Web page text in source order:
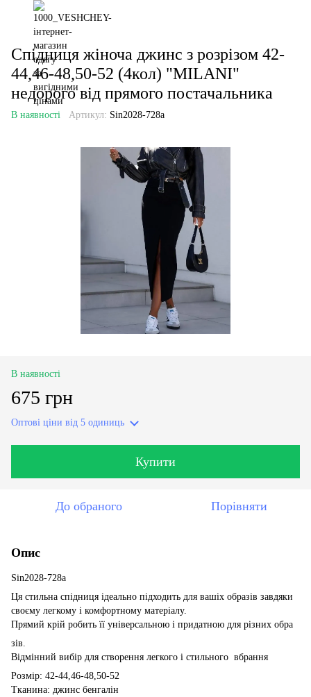
Спідниця жіноча джинс з розрізом 42-
44,46-48,50-52 (4кол) "MILANI"
недорого від прямого постачальника
В наявності Артикул: Sin2028-728a
В наявності
675 грн
Оптові ціни від 5 одиниць
Купити
До обраного Порівняти
Опис
Sin2028-728a
Ця стильна спідниця ідеально підходить для вашіх образів завдяки
своєму легкому і комфортному матеріалу.
Прямий крій робить її універсальною і придатною для різних обра
зів.
Відмінний вибір для створення легкого і стильного вбрання
Розмір: 42-44,46-48,50-52
Тканина: джинс бенгалін